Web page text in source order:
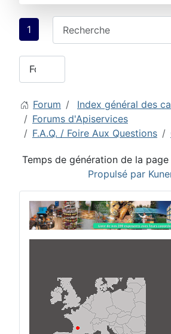
1
Forum
Index général des
Forums d'Apiservices
F.A.Q. / Foire Aux Questions
Temps de génération de la page
Propulsé par